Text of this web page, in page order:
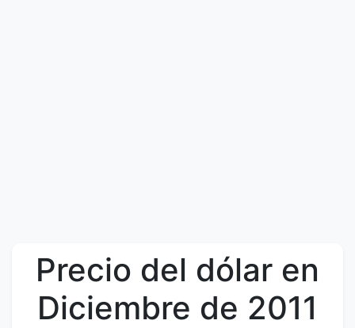
Precio del dólar en
Diciembre de 2011